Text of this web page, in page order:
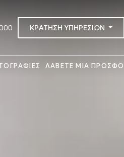
ΚΡΑΤΗΣΗ ΥΠΗΡΕΣΙΩΝ
ΛΑΒΕΤΕ ΜΙΑ